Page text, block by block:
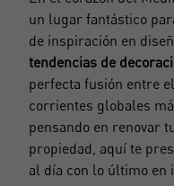
un lugar fantástico
de inspiración en
tendencias de
perfecta fusión entre
corrientes globales
pensando en renovar
propiedad, aquí te
al día con lo último en